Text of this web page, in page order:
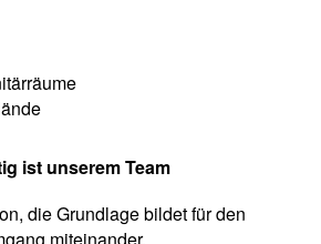
ist unserem Team
die Grundlage bildet für den
miteinander.